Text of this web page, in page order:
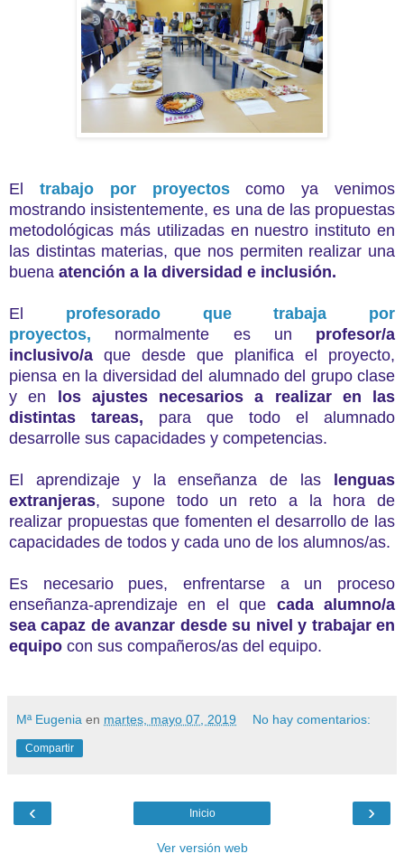
El trabajo por proyectoscomo ya venimos
mostrando insistentemente, es una de las propuestas
metodológicas más utilizadas en nuestro instituto en
las distintas materias, que nos permiten realizar una
buena atención a la diversidad e inclusión.
El profesorado que trabaja por
proyectos,
normalmente es un profesor/a
inclusivo/a que desde que planifica el proyecto,
piensa en la diversidad del alumnado del grupo clase
y en
los ajustes necesarios
a realizar en las
distintas tareas, para que todo el alumnado
desarrolle sus capacidades y competencias.
El aprendizaje y la enseñanza de las
lenguas
extranjeras, supone todo un reto a la hora de
realizar propuestas que fomenten el desarrollo de las
capacidades de todos y cada uno de los alumnos/as.
Es necesario pues, enfrentarse a un proceso
enseñanza-aprendizaje en el que cada alumno/a
sea capaz de avanzar desde su nivel y trabajar en
equipo con sus compañeros/as del equipo.
Mª Eugenia en martes, mayo 07, 2019 No hay comentarios:
Compartir
‹ ›
Inicio
Ver versión web